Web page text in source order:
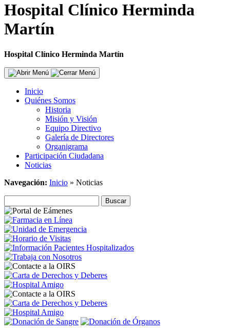
Hospital Clínico Herminda
Martín
Hospital Clínico Herminda Martín
Inicio
Quiénes Somos
Historia
Misión y Visión
Equipo Directivo
Galería de Directores
Organigrama
Participación Ciudadana
Noticias
Navegación: Inicio » Noticias